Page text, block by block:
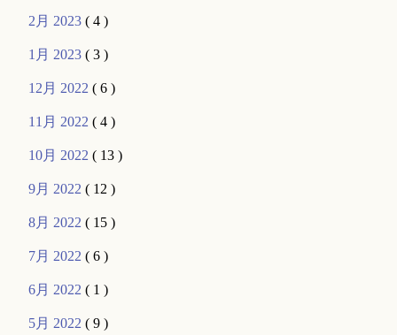
2月 2023( 4 )
1月 2023( 3 )
12月 2022( 6 )
11月 2022( 4 )
10月 2022( 13 )
9月 2022( 12 )
8月 2022( 15 )
7月 2022( 6 )
6月 2022( 1 )
5月 2022( 9 )